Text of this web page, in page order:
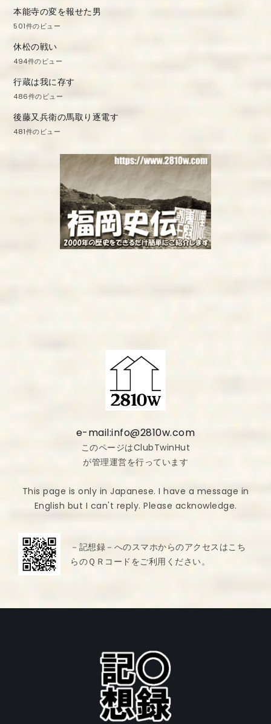
本能寺の変を報せた男
501件のビュー
休松の戦い
494件のビュー
行蔵は我に存す
486件のビュー
後藤又兵衛の馬取り逐電す
481件のビュー
e-mail:info@2810w.com
このページはClubTwinHut
が管理運営を行っています
This page is only in Japanese. I have a message in
English but I can't reply. Please acknowledge.
－記想録－へのスマホからのアクセスはこち
らのＱＲコードをご利用ください。